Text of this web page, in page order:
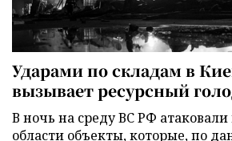
Ударами по складам в
вызывает ресурсный
В ночь на среду ВС РФ атаковали
области объекты, которые, по